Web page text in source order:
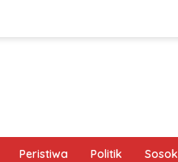
Peristiwa Politik Sosok